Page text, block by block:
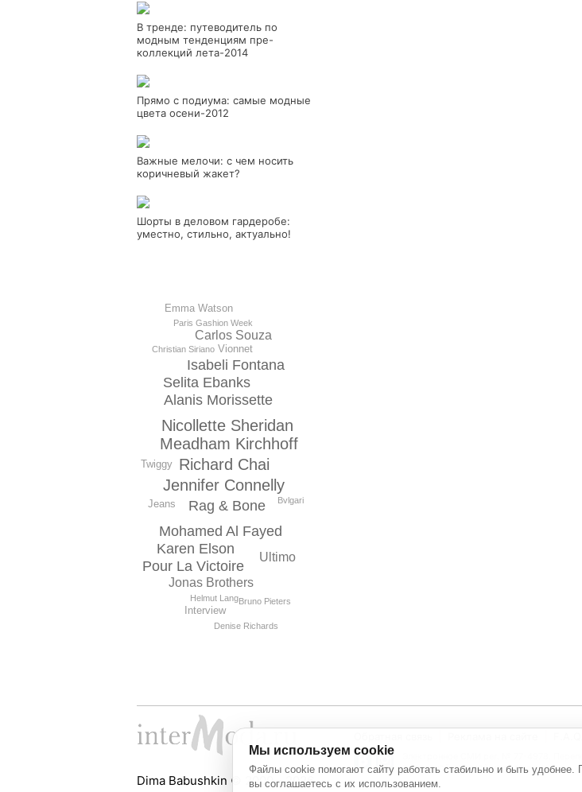
В тренде: путеводитель по
модным тенденциям пре-
коллекций лета-2014
Прямо с подиума: самые модные
цвета осени-2012
Важные мелочи: с чем носить
коричневый жакет?
Шорты в деловом гардеробе:
уместно, стильно, актуально!
Richard Chai
Jennifer Connelly
Meadham Kirchhoff
Nicollette Sheridan
Rag & Bone
Alanis Morissette
Mohamed Al Fayed
Selita Ebanks
Karen Elson
Isabeli Fontana
Pour La Victoire
Jonas Brothers
Carlos Souza
Ultimo
Interview
Jeans
Vionnet
Emma Watson
Twiggy
Paris Gashion Week
Bruno Pieters
Helmut Lang
Christian Siriano
Denise Richards
Bvlgari
Dima Babushkin © 2000 - 2026
с активной ссылкой на источник
Мы используем cookie
Файлы cookie помогают сайту работать стабильно и быть удобнее.
вы соглашаетесь с их использованием.